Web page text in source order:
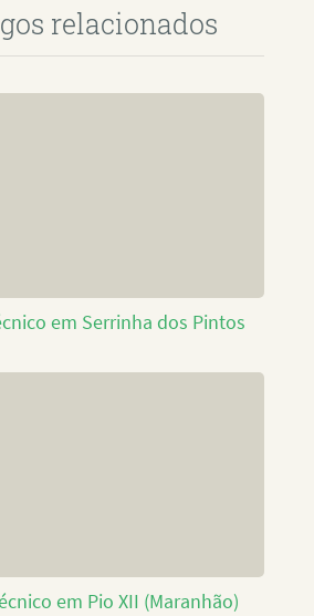
relacionados
em Serrinha dos Pintos
em Pio XII (Maranhão)